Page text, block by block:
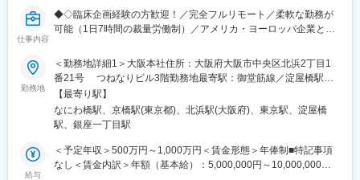
変更の範囲：会社の定める業務
通常医薬品メーカー出身が会員である関西医薬協会に、当社は会
員として登録しています。業界関連のセミナーにも参加すること
ができ、メーカーと同じレベルの業界知識とマーケット感をアッ
■働き方：
◎完全在宅勤務のため、拠点（東京・大阪）の近くにお住まいで
なくてもご就業いただけます。
◎お昼休みの時間帯も自由なので、例えばお子様がおられる方の
す。
（自分の業務が終わるよう業務管理を行う必要はありますが、裁
仕事内容
◆◇臨床企画経験の方歓迎！／完全フルリモート／柔軟な勤務が
可能（1日7時間の裁量労働制）／アメリカ・ヨーロッパ企業と事
◆◇
■仕事内容：
新薬開発における開発戦略および開発企画の立案・評価・助言を
中心とした、コンサルティング業務をお任せします。
臨床開発の上流工程から関与し、プロジェクトの成功に向けた戦
略策定を支援するポジションです。
・各開発フェーズ（Phase I／II／III）における治験プロトコールの
勤務地
＜勤務地詳細1＞大阪本社住所：大阪府大阪市中央区北浜2丁目1
番21号 つねなりビル3階勤務地最寄駅：御堂筋線／淀屋橋駅受
動喫煙対策：屋内全面禁煙＜勤務地詳細2＞東京支社住所：東京都
千代田区丸の内1-11-1 パシフィックセンチュリープレイス丸の内
13階 受動喫煙対策：屋内全面禁煙変更の範囲：無
【最寄り駅】
なにわ橋駅、京橋駅(東京都)、北浜駅(大阪府)、東京駅、淀屋橋
駅、銀座一丁目駅
給与
＜予定年収＞500万円～1,000万円＜賃金形態＞年俸制■特記事項
なし＜賃金内訳＞年額（基本給）：5,000,000円～10,000,000円